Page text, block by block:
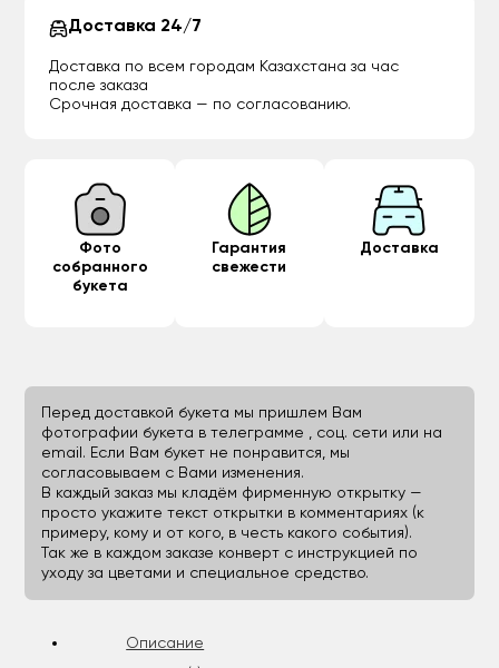
Доставка 24/7
Доставка по всем городам Казахстана за час
после заказа
Срочная доставка — по согласованию.
Фото
собранного
букета
Гарантия
свежести
Доставка
Перед доставкой букета мы пришлем Вам
фотографии букета в телеграмме , соц. сети или на
email. Если Вам букет не понравится, мы
согласовываем с Вами изменения.
В каждый заказ мы кладём фирменную открытку —
просто укажите текст открытки в комментариях (к
примеру, кому и от кого, в честь какого события).
Так же в каждом заказе конверт с инструкцией по
уходу за цветами и специальное средство.
Описание